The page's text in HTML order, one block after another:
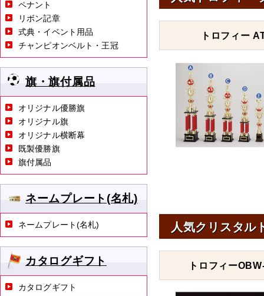
トロフィー
人気クリスタル
トロフィー
ペナント
リボン記章
式典・イベント用品
チャンピオンベルト・王冠
旗・旗付属品
オリジナル優勝旗
オリジナル旗
オリジナル横断幕
既製優勝旗
旗付属品
ネームプレート(名札)
ネームプレート(名札)
カタログギフト
カタログギフト